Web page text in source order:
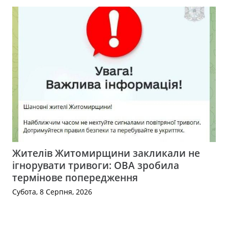
Жителів Житомирщини закликали не
ігнорувати тривоги: ОВА зробила
термінове попередження
Субота, 8 Серпня, 2026